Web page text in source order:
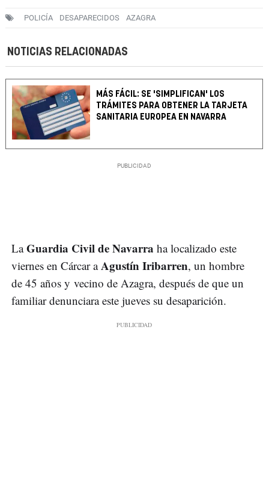
POLICÍA DESAPARECIDOS AZAGRA
NOTICIAS RELACIONADAS
MÁS FÁCIL: SE 'SIMPLIFICAN' LOS
TRÁMITES PARA OBTENER LA TARJETA
SANITARIA EUROPEA EN NAVARRA
LaGuardia Civil de Navarra ha localizado este
viernes en Cárcar aAgustín Iribarren, un hombre
de 45 años y vecino de Azagra, después de que un
familiar denunciara este jueves su desaparición.